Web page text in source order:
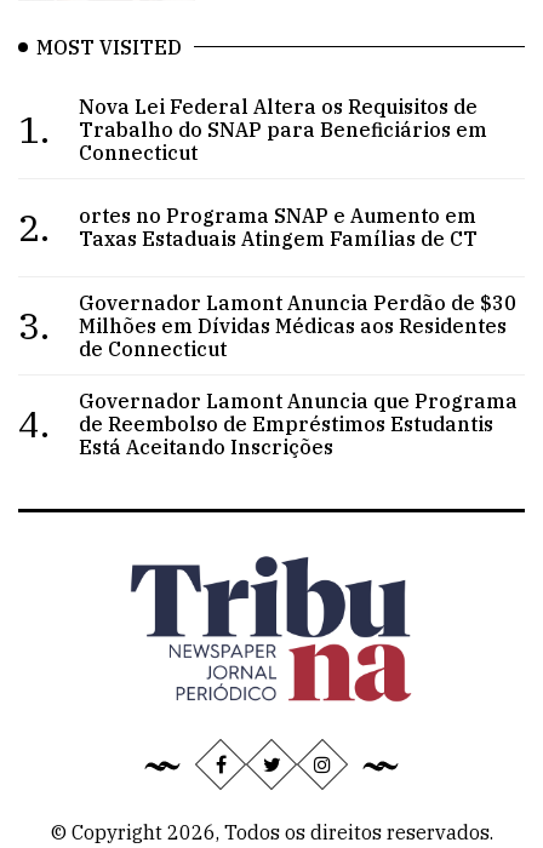
MOST VISITED
1.
Nova Lei Federal Altera os Requisitos de
Trabalho do SNAP para Beneficiários em
Connecticut
2.
ortes no Programa SNAP e Aumento em
Taxas Estaduais Atingem Famílias de CT
3.
Governador Lamont Anuncia Perdão de $30
Milhões em Dívidas Médicas aos Residentes
de Connecticut
4.
Governador Lamont Anuncia que Programa
de Reembolso de Empréstimos Estudantis
Está Aceitando Inscrições
© Copyright 2026, Todos os direitos reservados.